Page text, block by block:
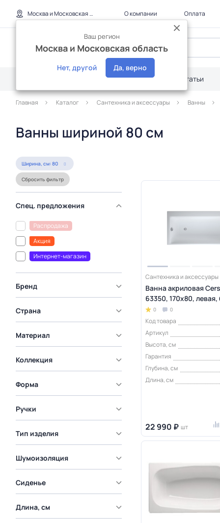
Москва и Московская область
Ваш регион
Москва и Московская область
Нет, другой Да, верно
О компании Оплата
Дилерам Акции Статьи
Главная Каталог Сантехника и аксессуары Ванны
Ванны шириной 80 см
Ширина, см: 80
Сбросить фильтр
Спец. предложения
Распродажа
Акция
Интернет-магазин
Бренд
Страна
Материал
Коллекция
Форма
Ручки
Тип изделия
Шумоизоляция
Сиденье
Длина, см
Сантехника и аксессуары
Ванна акриловая
63350, 170x80, левая,
0 0
Код товара
Артикул
Высота, см
Гарантия
Глубина, см
Длина, см
22 990 ₽ шт